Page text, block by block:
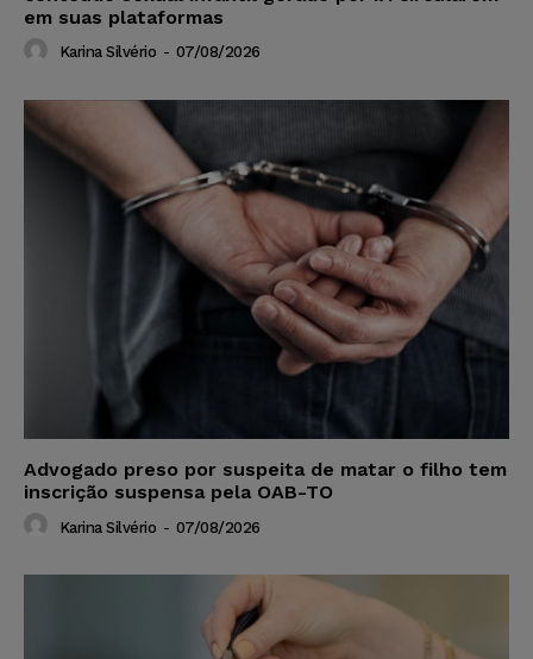
em suas plataformas
Karina Silvério - 07/08/2026
Advogado preso por suspeita de matar o filho tem
inscrição suspensa pela OAB-TO
Karina Silvério - 07/08/2026